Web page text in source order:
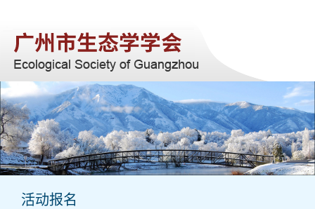
网站首页
学会动态
学科进展
会员服务
活动报名